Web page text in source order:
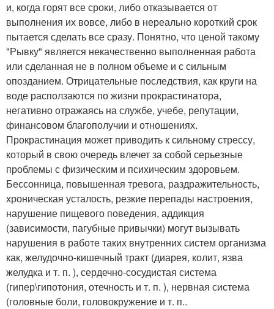
и, когда горят все сроки, либо отказывается от
выполнения их вовсе, либо в нереально короткий срок
пытается сделать все сразу. Понятно, что ценой такому
"Рывку" является некачественно выполненная работа
или сделанная не в полном объеме и с сильным
опозданием. Отрицательные последствия, как круги на
воде расползаются по жизни прокрастинатора,
негативно отражаясь на службе, учебе, репутации,
финансовом благополучии и отношениях.
Прокрастинация может приводить к сильному стрессу,
который в свою очередь влечет за собой серьезные
проблемы с физическим и психическим здоровьем.
Бессонница, повышенная тревога, раздражительность,
хроническая усталость, резкие перепады настроения,
нарушение пищевого поведения, аддикция
(зависимости, пагубные привычки) могут вызывать
нарушения в работе таких внутренних систем организма
как, желудочно-кишечный тракт (диарея, колит, язва
желудка и т. п. ), сердечно-сосудистая система
(гипер\гипотония, отечность и т. п. ), нервная система
(головные боли, головокружение и т. п..